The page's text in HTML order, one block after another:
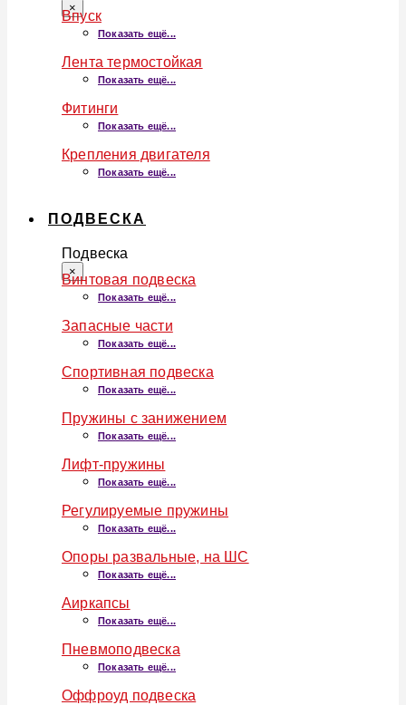
×
Впуск
Показать ещё...
Лента термостойкая
Показать ещё...
Фитинги
Показать ещё...
Крепления двигателя
Показать ещё...
ПОДВЕСКА
Подвеска
×
Винтовая подвеска
Показать ещё...
Запасные части
Показать ещё...
Спортивная подвеска
Показать ещё...
Пружины с занижением
Показать ещё...
Лифт-пружины
Показать ещё...
Регулируемые пружины
Показать ещё...
Опоры развальные, на ШС
Показать ещё...
Аиркапсы
Показать ещё...
Пневмоподвеска
Показать ещё...
Оффроуд подвеска